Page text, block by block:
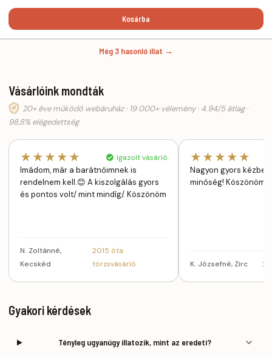
Kosárba
Még 3 hasonló illat →
Vásárlóink mondták
20+ éve működő webáruház · 19 000+ vélemény · 4.94/5 átlag ·
98,8% elégedettség
★★★★★ Igazolt vásárló
Imádom, már a barátnőimnek is
rendelnem kell.😊 A kiszolgálás gyors
és pontos volt/ mint mindíg/. Köszönöm
N. Zoltánné,
Kecskéd
2015 óta
törzsvásárló
★★★★★
Nagyon gyors
minőség! Köszönöm!
K. Józsefné, Zirc
Gyakori kérdések
Tényleg ugyanúgy illatozik, mint az eredeti?